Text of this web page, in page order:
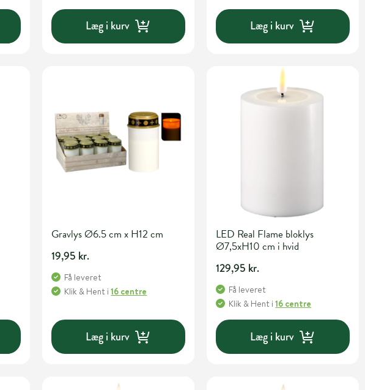
Læg i kurv Læg i kurv
Gravlys Ø6.5 cm x H12 cm
19,95 kr.
Få leveret
Klik & Hent i16 centre
Læg i kurv
LED Real Flame bloklys
Ø7,5xH10 cm i hvid
129,95 kr.
Få leveret
Klik & Hent i16 centre
Læg i kurv